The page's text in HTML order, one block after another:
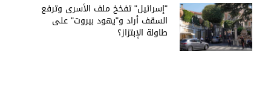
"إسرائيل" تفخخ ملف الأسرى وترفع
السقف أراد و"يهود بيروت" على
طاولة الإبتزاز؟